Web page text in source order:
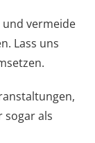
vermeide
Lass uns
sogar als